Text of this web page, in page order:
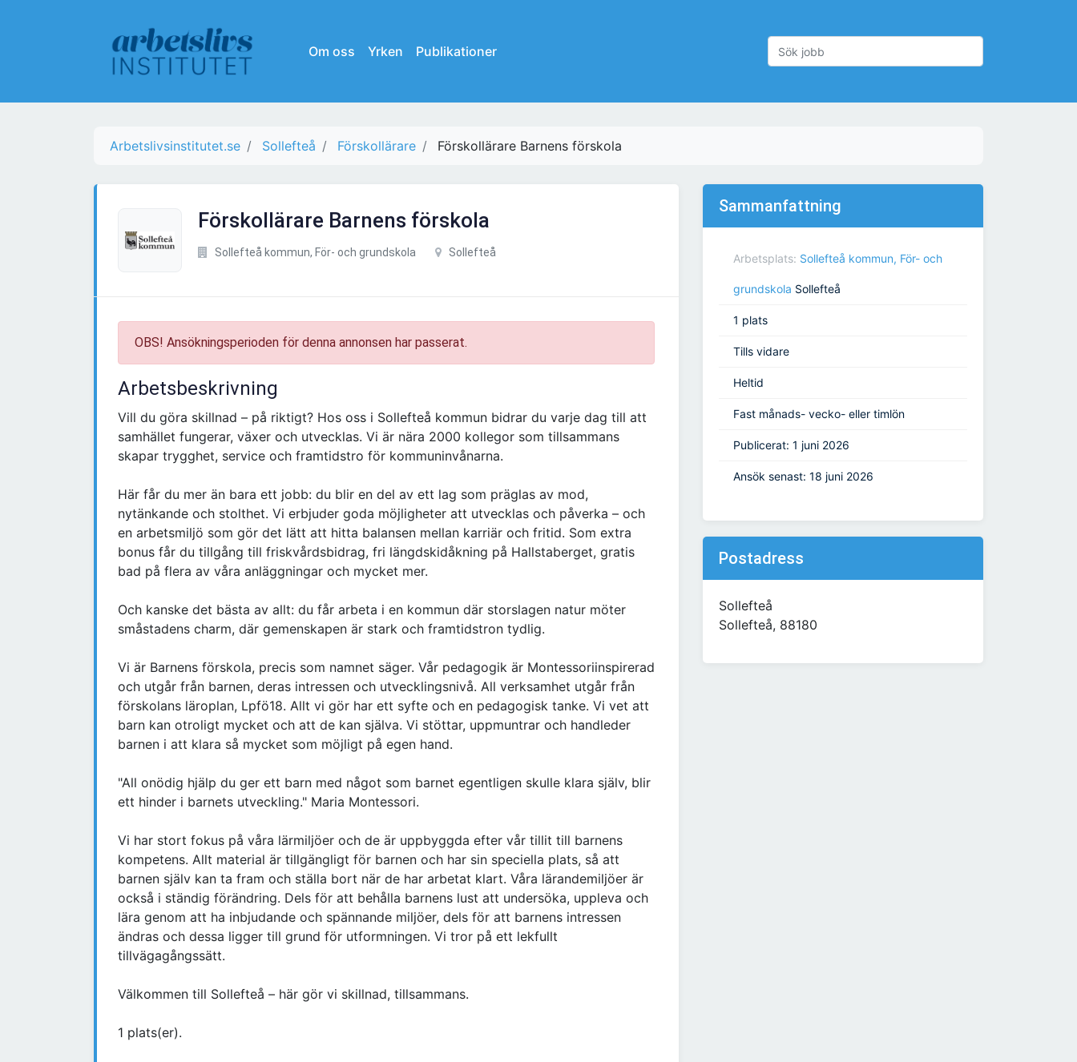
Om oss Yrken Publikationer
Arbetslivsinstitutet.se Sollefteå Förskollärare Förskollärare Barnens förskola
Förskollärare Barnens förskola
Sollefteå kommun, För- och grundskola Sollefteå
OBS! Ansökningsperioden för denna annonsen har passerat.
Arbetsbeskrivning
Vill du göra skillnad – på riktigt? Hos oss i Sollefteå kommun bidrar du varje dag till att
samhället fungerar, växer och utvecklas. Vi är nära 2000 kollegor som tillsammans
skapar trygghet, service och framtidstro för kommuninvånarna.
Här får du mer än bara ett jobb: du blir en del av ett lag som präglas av mod,
nytänkande och stolthet. Vi erbjuder goda möjligheter att utvecklas och påverka – och
en arbetsmiljö som gör det lätt att hitta balansen mellan karriär och fritid. Som extra
bonus får du tillgång till friskvårdsbidrag, fri längdskidåkning på Hallstaberget, gratis
bad på flera av våra anläggningar och mycket mer.
Och kanske det bästa av allt: du får arbeta i en kommun där storslagen natur möter
småstadens charm, där gemenskapen är stark och framtidstron tydlig.
Vi är Barnens förskola, precis som namnet säger. Vår pedagogik är Montessoriinspirerad
och utgår från barnen, deras intressen och utvecklingsnivå. All verksamhet utgår från
förskolans läroplan, Lpfö18. Allt vi gör har ett syfte och en pedagogisk tanke. Vi vet att
barn kan otroligt mycket och att de kan själva. Vi stöttar, uppmuntrar och handleder
barnen i att klara så mycket som möjligt på egen hand.
"All onödig hjälp du ger ett barn med något som barnet egentligen skulle klara själv, blir
ett hinder i barnets utveckling." Maria Montessori.
Vi har stort fokus på våra lärmiljöer och de är uppbyggda efter vår tillit till barnens
kompetens. Allt material är tillgängligt för barnen och har sin speciella plats, så att
barnen själv kan ta fram och ställa bort när de har arbetat klart. Våra lärandemiljöer är
också i ständig förändring. Dels för att behålla barnens lust att undersöka, uppleva och
lära genom att ha inbjudande och spännande miljöer, dels för att barnens intressen
ändras och dessa ligger till grund för utformningen. Vi tror på ett lekfullt
tillvägagångssätt.
Välkommen till Sollefteå – här gör vi skillnad, tillsammans.
1 plats(er).
Sammanfattning
Arbetsplats: Sollefteå kommun, För- och
grundskola Sollefteå
1 plats
Tills vidare
Heltid
Fast månads- vecko- eller timlön
Publicerat: 1 juni 2026
Ansök senast: 18 juni 2026
Postadress
Sollefteå
Sollefteå, 88180